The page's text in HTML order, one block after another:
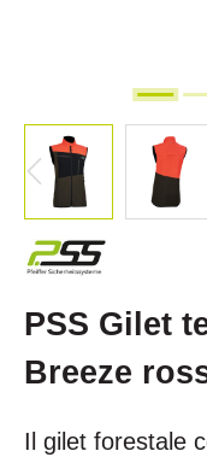
PSS Gilet
Breeze
Il gilet forestale